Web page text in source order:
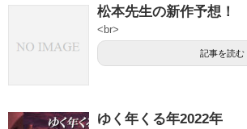
松本先生の新作予想！
<br>
記事を読む
ゆく年くる年2022年